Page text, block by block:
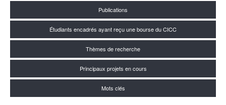
Publications
Étudiants encadrés ayant reçu une bourse du CICC
Thèmes de recherche
Principaux projets en cours
Mots clés